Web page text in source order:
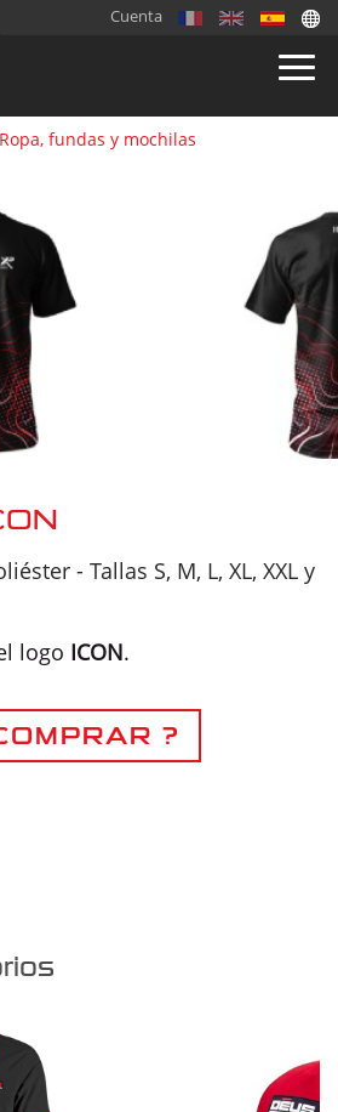
Cuenta
Ropa, fundas y mochilas
- Tallas S, M, L, XL, XXL y
logo ICON.
?